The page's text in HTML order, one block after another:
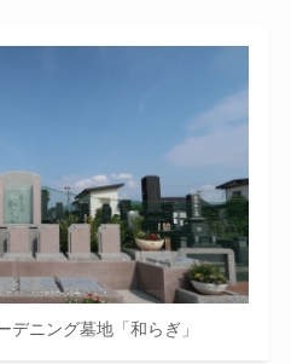
デニング墓地「和らぎ」